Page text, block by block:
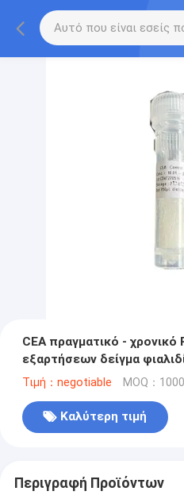
CEA πραγματικό - χρονικό
εξαρτήσεων δείγμα
όγκων
Τιμή：negotiable MOQ：1000
Καλύτερη τιμή
Περιγραφή Προϊόντων